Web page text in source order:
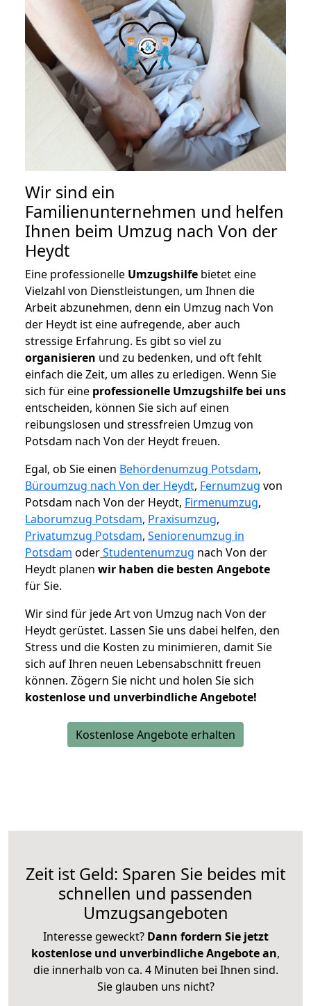
Wir sind ein
Familienunternehmen und helfen
Ihnen beim Umzug nach Von der
Heydt
Eine professionelle Umzugshilfe bietet eine
Vielzahl von Dienstleistungen, um Ihnen die
Arbeit abzunehmen, denn ein Umzug nach Von
der Heydt ist eine aufregende, aber auch
stressige Erfahrung. Es gibt so viel zu
organisieren und zu bedenken, und oft fehlt
einfach die Zeit, um alles zu erledigen. Wenn Sie
sich für eine professionelle Umzugshilfe bei uns
entscheiden, können Sie sich auf einen
reibungslosen und stressfreien Umzug von
Potsdam nach Von der Heydt freuen.
Egal, ob Sie einen Behördenumzug Potsdam,
Büroumzug nach Von der Heydt, Fernumzug von
Potsdam nach Von der Heydt, Firmenumzug,
Laborumzug Potsdam, Praxisumzug,
Privatumzug Potsdam, Seniorenumzug in
Potsdam oderStudentenumzug nach Von der
Heydt planen wir haben die besten Angebote
für Sie.
Wir sind für jede Art von Umzug nach Von der
Heydt gerüstet. Lassen Sie uns dabei helfen, den
Stress und die Kosten zu minimieren, damit Sie
sich auf Ihren neuen Lebensabschnitt freuen
können. Zögern Sie nicht und holen Sie sich
kostenlose und unverbindliche Angebote!
Kostenlose Angebote erhalten
Zeit ist Geld: Sparen Sie beides mit
schnellen und passenden
Umzugsangeboten
Interesse geweckt? Dann fordern Sie jetzt
kostenlose und unverbindliche Angebote an,
die innerhalb von ca. 4 Minuten bei Ihnen sind.
Sie glauben uns nicht?